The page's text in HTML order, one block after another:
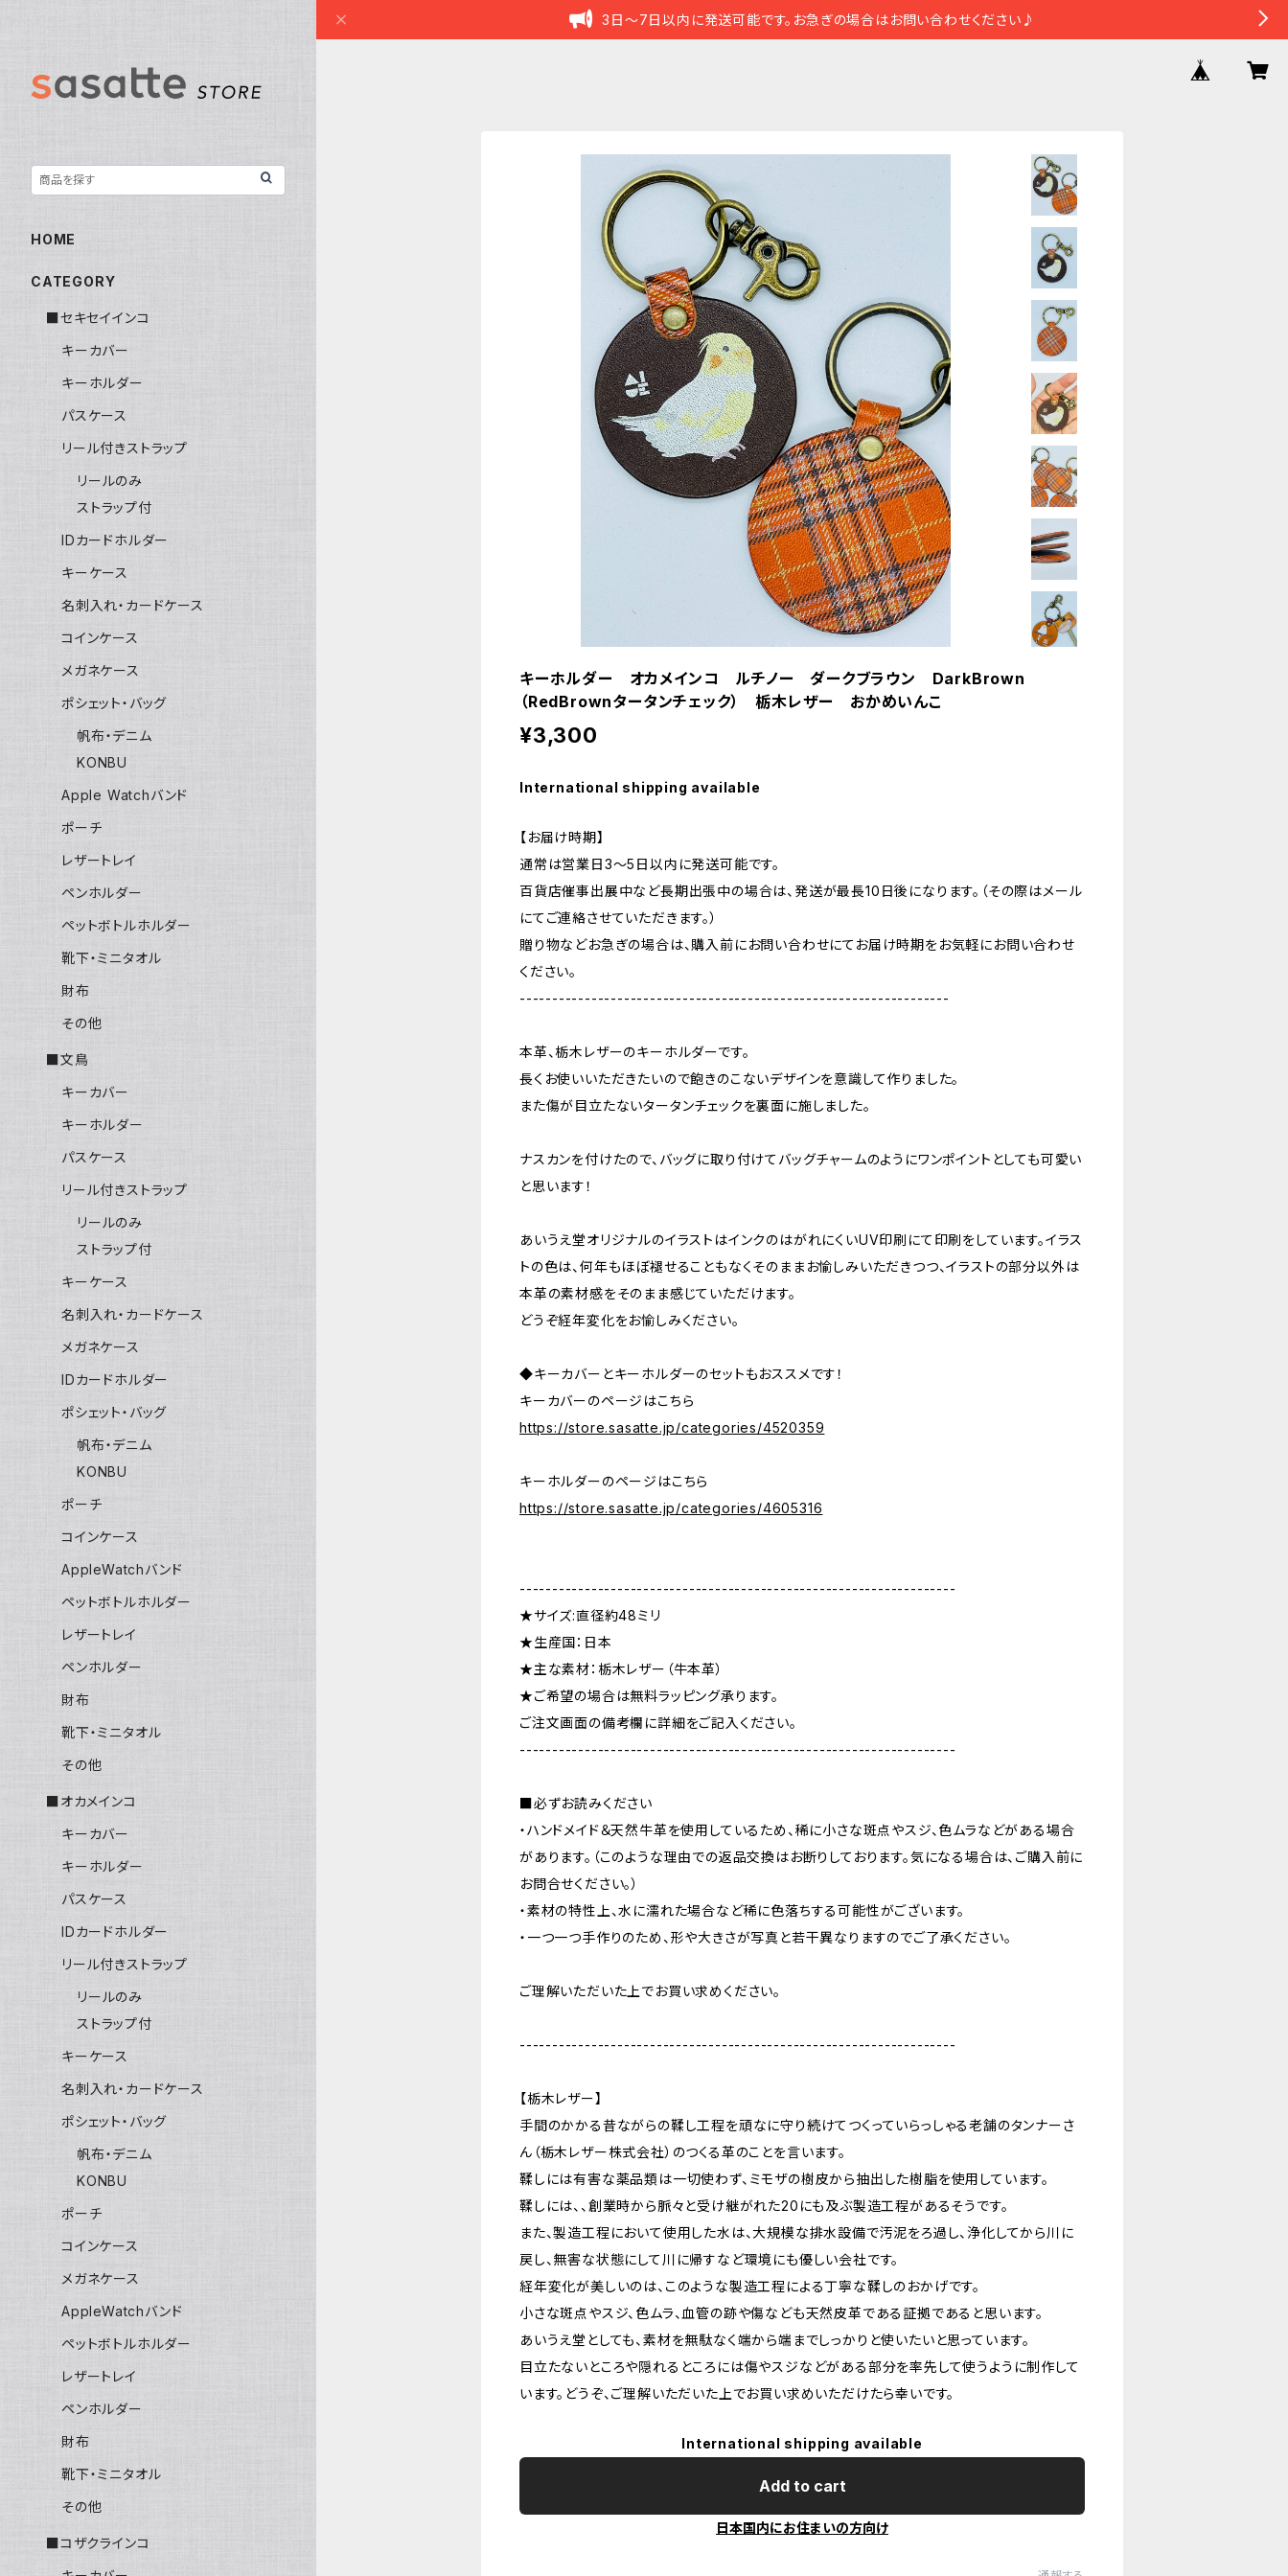
3日～7日以内に発送可能です。お急ぎの場合はお問い合わせください♪
キーホルダー オカメインコ ルチノー ダークブラウン DarkBrown
（RedBrownタータンチェック） 栃木レザー おかめいんこ
¥3,300
International shipping available
【お届け時期】
通常は営業日3〜5日以内に発送可能です。
百貨店催事出展中など長期出張中の場合は、発送が最長10日後になります。（その際はメール
にてご連絡させていただきます。）
贈り物などお急ぎの場合は、購入前にお問い合わせにてお届け時期をお気軽にお問い合わせ
ください。
------------------------------------------------------------------
本革、栃木レザーのキーホルダーです。
長くお使いいただきたいので飽きのこないデザインを意識して作りました。
また傷が目立たないタータンチェックを裏面に施しました。
ナスカンを付けたので、バッグに取り付けてバッグチャームのようにワンポイントとしても可愛い
と思います！
あいうえ堂オリジナルのイラストはインクのはがれにくいUV印刷にて印刷をしています。イラス
トの色は、何年もほぼ褪せることもなくそのままお愉しみいただきつつ、イラストの部分以外は
本革の素材感をそのまま感じていただけます。
どうぞ経年変化をお愉しみください。
◆キーカバーとキーホルダーのセットもおススメです！
キーカバーのページはこちら
https://store.sasatte.jp/categories/4520359
キーホルダーのページはこちら
https://store.sasatte.jp/categories/4605316
-------------------------------------------------------------------
★サイズ:直径約48ミリ
★生産国：日本
★主な素材：栃木レザー（牛本革）
★ご希望の場合は無料ラッピング承ります。
ご注文画面の備考欄に詳細をご記入ください。
-------------------------------------------------------------------
■必ずお読みください
・ハンドメイド＆天然牛革を使用しているため、稀に小さな斑点やスジ、色ムラなどがある場合
があります。（このような理由での返品交換はお断りしております。気になる場合は、ご購入前に
お問合せください。）
・素材の特性上、水に濡れた場合など稀に色落ちする可能性がございます。
・一つ一つ手作りのため、形や大きさが写真と若干異なりますのでご了承ください。
ご理解いただいた上でお買い求めください。
-------------------------------------------------------------------
【栃木レザー】
手間のかかる昔ながらの鞣し工程を頑なに守り続けてつくっていらっしゃる老舗のタンナーさ
ん（栃木レザー株式会社）のつくる革のことを言います。
鞣しには有害な薬品類は一切使わず、ミモザの樹皮から抽出した樹脂を使用しています。
鞣しには、、創業時から脈々と受け継がれた20にも及ぶ製造工程があるそうです。
また、製造工程において使用した水は、大規模な排水設備で汚泥をろ過し、浄化してから川に
戻し、無害な状態にして川に帰すなど環境にも優しい会社です。
経年変化が美しいのは、このような製造工程による丁寧な鞣しのおかげです。
小さな斑点やスジ、色ムラ、血管の跡や傷なども天然皮革である証拠であると思います。
あいうえ堂としても、素材を無駄なく端から端までしっかりと使いたいと思っています。
目立たないところや隠れるところには傷やスジなどがある部分を率先して使うように制作して
います。どうぞ、ご理解いただいた上でお買い求めいただけたら幸いです。
International shipping available
Add to cart
日本国内にお住まいの方向け
HOME
CATEGORY
■セキセイインコ
キーカバー
キーホルダー
パスケース
リール付きストラップ
リールのみ
ストラップ付
IDカードホルダー
キーケース
名刺入れ・カードケース
コインケース
メガネケース
ポシェット・バッグ
帆布・デニム
KONBU
Apple Watchバンド
ポーチ
レザートレイ
ペンホルダー
ペットボトルホルダー
靴下・ミニタオル
財布
その他
■文鳥
キーカバー
キーホルダー
パスケース
リール付きストラップ
リールのみ
ストラップ付
キーケース
名刺入れ・カードケース
メガネケース
IDカードホルダー
ポシェット・バッグ
帆布・デニム
KONBU
ポーチ
コインケース
AppleWatchバンド
ペットボトルホルダー
レザートレイ
ペンホルダー
財布
靴下・ミニタオル
その他
■オカメインコ
キーカバー
キーホルダー
パスケース
IDカードホルダー
リール付きストラップ
リールのみ
ストラップ付
キーケース
名刺入れ・カードケース
ポシェット・バッグ
帆布・デニム
KONBU
ポーチ
コインケース
メガネケース
AppleWatchバンド
ペットボトルホルダー
レザートレイ
ペンホルダー
財布
靴下・ミニタオル
その他
■コザクラインコ